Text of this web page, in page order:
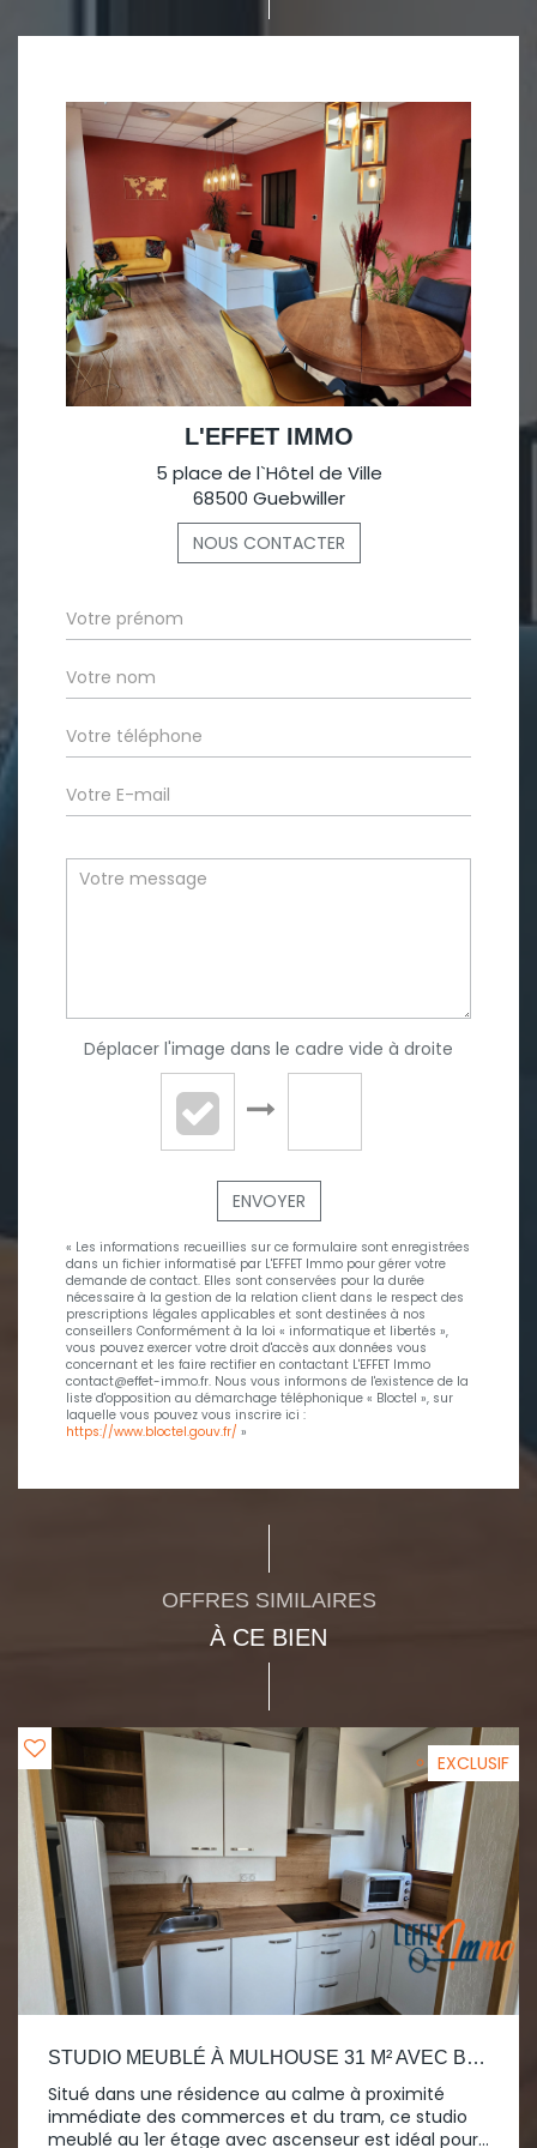
L'EFFET IMMO
5 place de l`Hôtel de Ville
68500 Guebwiller
NOUS CONTACTER
Déplacer l'image dans le cadre vide à droite
ENVOYER
« Les informations recueillies sur ce formulaire sont enregistrées
dans un fichier informatisé par L'EFFET Immo pour gérer votre
demande de contact. Elles sont conservées pour la durée
nécessaire à la gestion de la relation client dans le respect des
prescriptions légales applicables et sont destinées à nos
conseillers Conformément à la loi « informatique et libertés »,
vous pouvez exercer votre droit d'accès aux données vous
concernant et les faire rectifier en contactant L'EFFET Immo
contact@effet-immo.fr. Nous vous informons de l'existence de la
liste d'opposition au démarchage téléphonique « Bloctel », sur
laquelle vous pouvez vous inscrire ici :
https://www.bloctel.gouv.fr/ »
OFFRES SIMILAIRES
À CE BIEN
EXCLUSIF
STUDIO MEUBLÉ À MULHOUSE 31 M² AVEC BALCON
Situé dans une résidence au calme à proximité
immédiate des commerces et du tram, ce studio
meublé au 1er étage avec ascenseur est idéal pour